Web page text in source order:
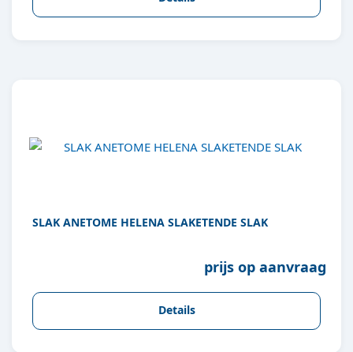
SLAK ANETOME HELENA SLAKETENDE SLAK
prijs op aanvraag
Details